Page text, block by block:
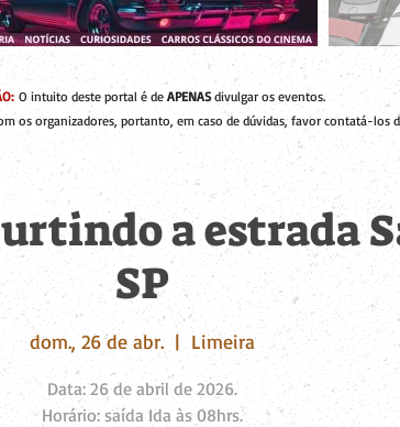
O intuito deste portal é deAPENASdivulgar os eventos.
os organizadores, portanto, em caso de dúvidas, favor contatá-los
a estrada
SP
dom., 26 de abr.
  |
Limeira
Data: 26 de abril de 2026.
Horário: saída Ida às 08hrs.